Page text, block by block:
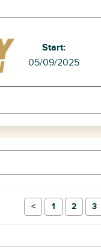
Start:
05/09/2025
← 1 2 3